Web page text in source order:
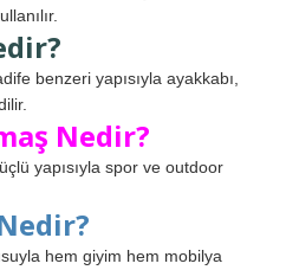
benzeri yapısıyla ayakkabı,
Nedir?
yapısıyla spor ve outdoor
hem giyim hem mobilya